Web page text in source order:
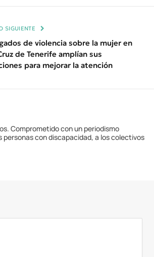
SIGUIENTE
de violencia sobre la mujer en
de Tenerife amplían sus
para mejorar la atención
Comprometido con un periodismo
con discapacidad, a los colectivos